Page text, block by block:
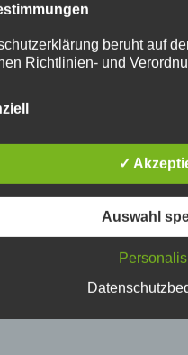
beruht auf
Richtlinien- und
soll sowohl für
Geschäftspartner einfach
in dieser
Daten sind alle
oder identifizierbare
✓
Auswahl